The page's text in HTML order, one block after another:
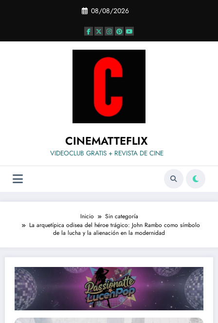
08/08/2026
CINEMATTEFLIX
VIDEOCLUB GRATIS + REVISTA DE CINE
Inicio
Sin categoría
La arquetípica odisea del héroe trágico: John Rambo como símbolo
de la lucha y la alienación en la modernidad